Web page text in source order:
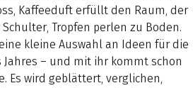
Kaffeeduft erfüllt den Raum, der
Tropfen perlen zu Boden.
kleine Auswahl an Ideen für die
Jahres – und mit ihr kommt schon
Es wird geblättert, verglichen,